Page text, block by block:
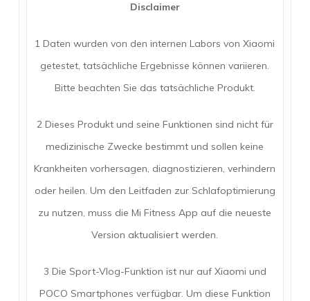
Disclaimer
1 Daten wurden von den internen Labors von Xiaomi
getestet, tatsächliche Ergebnisse können variieren.
Bitte beachten Sie das tatsächliche Produkt.
2 Dieses Produkt und seine Funktionen sind nicht für
medizinische Zwecke bestimmt und sollen keine
Krankheiten vorhersagen, diagnostizieren, verhindern
oder heilen. Um den Leitfaden zur Schlafoptimierung
zu nutzen, muss die Mi Fitness App auf die neueste
Version aktualisiert werden.
3 Die Sport-Vlog-Funktion ist nur auf Xiaomi und
POCO Smartphones verfügbar. Um diese Funktion